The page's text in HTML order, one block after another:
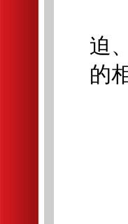
迫
的